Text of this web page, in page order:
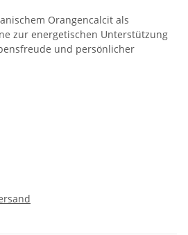
Orangencalcit als
zur energetischen Unterstützung
und persönlicher